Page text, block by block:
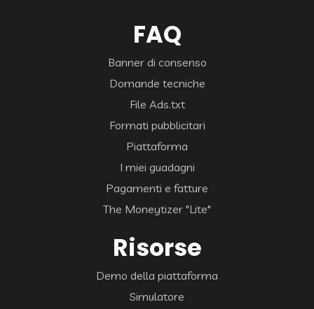
FAQ
Banner di consenso
Domande tecniche
File Ads.txt
Formati pubblicitari
Piattaforma
I miei guadagni
Pagamenti e fatture
The Moneytizer "Lite"
Risorse
Demo della piattaforma
Simulatore